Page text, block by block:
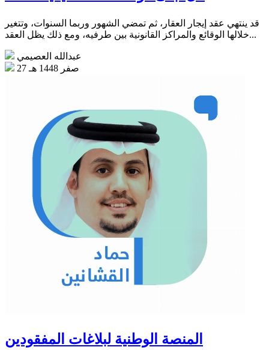
قد ينتهي عقد إيجار العقار، ثم تمضي الشهور وربما السنوات، وتتغير
خلالها الوقائع والمراكز القانونية بين طرفيه، ومع ذلك يظل العقد...
عبدالله العصيمي
27 صفر 1448 هـ
المنصة الوطنية لبلاغات المفقودين